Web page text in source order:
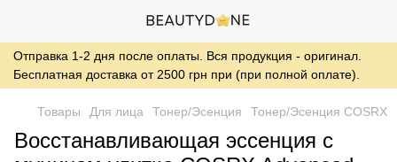
Отправка 1-2 дня после оплаты. Вся продукция - оригинал.
Бесплатная доставка от 2500 грн при (при полной оплате).
Товары Для лица Тонер/Эсенция Тонер/Эсенция COSRX
Восстанавливающая эссенция с